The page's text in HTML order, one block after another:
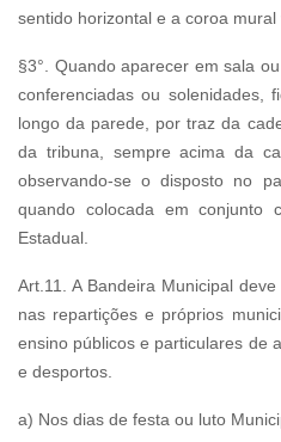
sentido horizontal e a coroa mural
§3°. Quando aparecer em sala
conferenciadas ou solenidades,
longo da parede, por traz da
da tribuna, sempre acima da
observando-se o disposto no
quando colocada em conjunto
Estadual.
Art.11. A Bandeira Municipal
nas repartições e próprios
ensino públicos e particulares de
e desportos.
a) Nos dias de festa ou luto